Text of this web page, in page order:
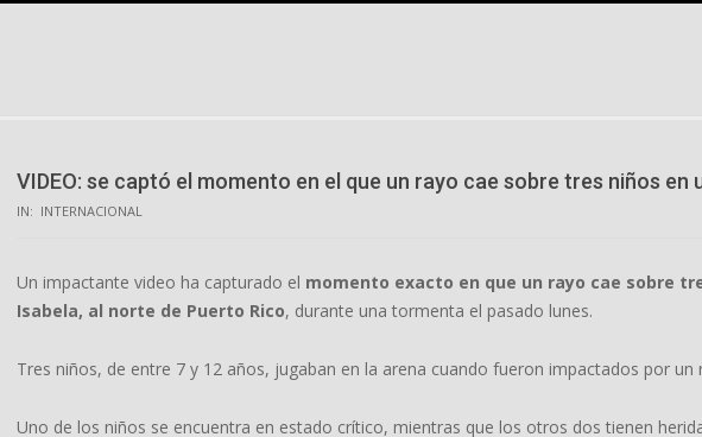
VIDEO: se captó el momento en el que un rayo cae sobre tres niños en
IN: INTERNACIONAL
Un impactante video ha capturado el momento exacto en que un rayo cae sobre
Isabela, al norte de Puerto Rico, durante una tormenta el pasado lunes.
Tres niños, de entre 7 y 12 años, jugaban en la arena cuando fueron impactados por
Uno de los niños se encuentra en estado crítico, mientras que los otros dos tienen